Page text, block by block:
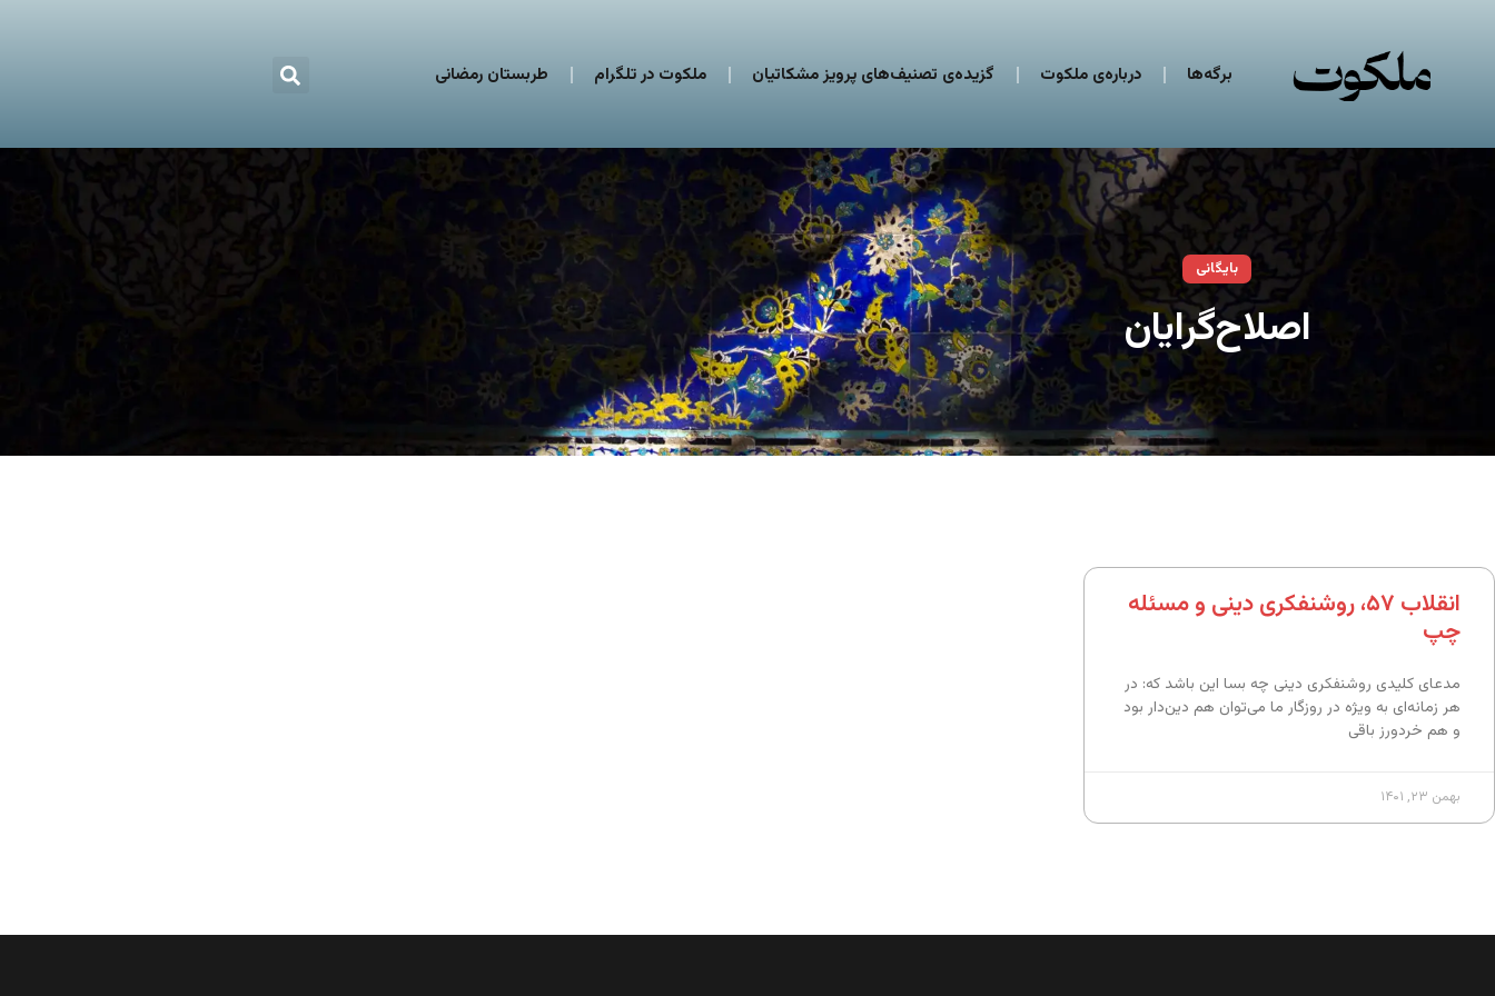
برگه‌ها درباره‌ی ملکوت گزیده‌ی تصنیف‌های پرویز مشکاتیان ملکوت در تلگرام طربستان رمضانی
بایگانی
اصلاح‌گرایان
انقلاب ۵۷، روشنفکری دینی و مسئله‌
چپ
مدعای کلیدی روشنفکری دینی چه بسا این باشد که: در
هر زمانه‌ای به ویژه در روزگار ما می‌توان هم دین‌دار بود
و هم خردورز باقی
بهمن ۲۳, ۱۴۰۱